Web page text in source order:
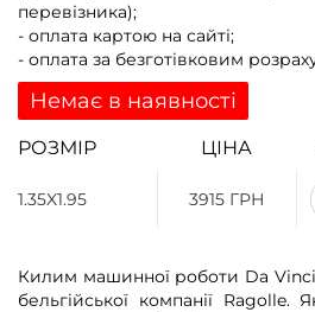
перевізника);
- оплата картою на сайті;
- оплата за безготівковим
Немає в наявності
РОЗМІР ЦІНА
1.35X1.95 3915 ГРН
Килим машинної роботи Da Vinci,
бельгійської компанії Ragolle.